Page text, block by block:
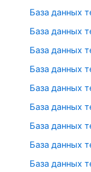
База данных
База данных
База данных
База данных
База данных
База данных
База данных
База данных
База данных